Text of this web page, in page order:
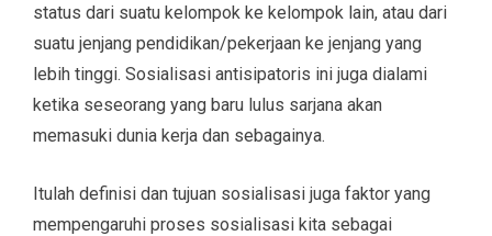
status dari suatu kelompok ke kelompok lain, atau dari
suatu jenjang pendidikan/pekerjaan ke jenjang yang
lebih tinggi. Sosialisasi antisipatoris ini juga dialami
ketika seseorang yang baru lulus sarjana akan
memasuki dunia kerja dan sebagainya.
Itulah definisi dan tujuan sosialisasi juga faktor yang
mempengaruhi proses sosialisasi kita sebagai